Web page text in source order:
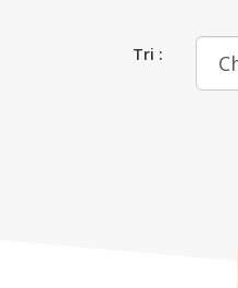
Tri :